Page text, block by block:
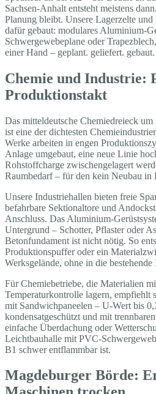
Sachsen-Anhalt entsteht meistens
Planung bleibt. Unsere Lagerzelte
dafür gebaut: modulares Aluminium-
Schwergewebeplane oder
einer Hand – geplant. geliefert. gebaut.
Chemie und Industrie:
Produktionstakt
Das mitteldeutsche Chemiedreieck
ist eine der dichtesten
Werke arbeiten in engen
Anlage umgebaut, eine neue Linie
Rohstoffcharge zwischengelagert
Raumbedarf – für den kein Neubau in
Unsere Industriehallen bieten freie
befahrbare Sektionaltore und
Anschluss. Das Aluminium-
Untergrund – Schotter, Pflaster oder
Betonfundament ist nicht nötig. So
Produktionspuffer oder ein
Werksgelände, ohne in die
Für Chemiebetriebe, die Materialien
Temperaturkontrolle lagern, empfiehlt
mit Sandwichpaneelen – U-Wert bis
kondensatgeschützt und mit
einfache Überdachung oder
Leichtbauhalle mit PVC-
B1 schwer entflammbar ist.
Magdeburger Börde: